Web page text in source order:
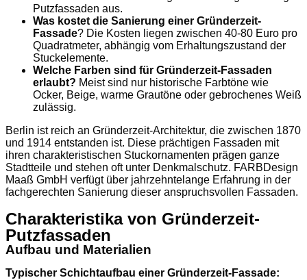
Putzfassaden aus.
Was kostet die Sanierung einer Gründerzeit-
Fassade? Die Kosten liegen zwischen 40-80 Euro pro
Quadratmeter, abhängig vom Erhaltungszustand der
Stuckelemente.
Welche Farben sind für Gründerzeit-Fassaden
erlaubt? Meist sind nur historische Farbtöne wie
Ocker, Beige, warme Grautöne oder gebrochenes Weiß
zulässig.
Berlin ist reich an Gründerzeit-Architektur, die zwischen 1870
und 1914 entstanden ist. Diese prächtigen Fassaden mit
ihren charakteristischen Stuckornamenten prägen ganze
Stadtteile und stehen oft unter Denkmalschutz. FARBDesign
Maaß GmbH verfügt über jahrzehntelange Erfahrung in der
fachgerechten Sanierung dieser anspruchsvollen Fassaden.
Charakteristika von Gründerzeit-
Putzfassaden
Aufbau und Materialien
Typischer Schichtaufbau einer Gründerzeit-Fassade: